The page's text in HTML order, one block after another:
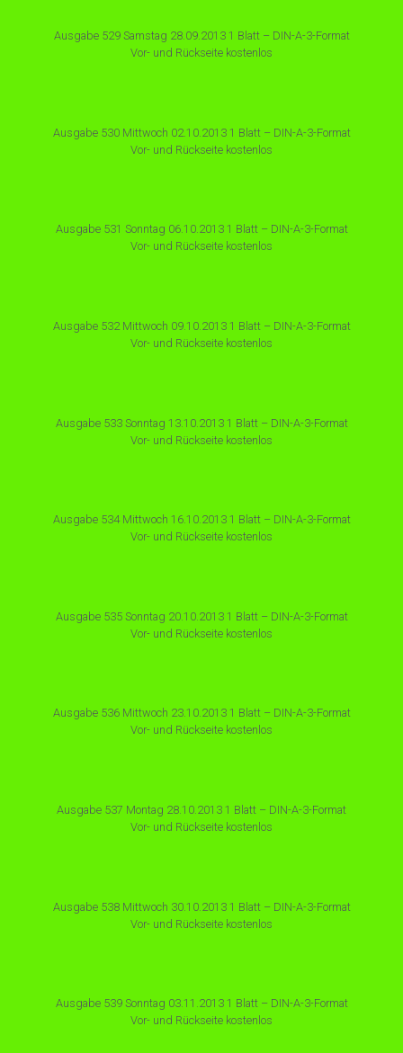
Ausgabe 529 Samstag 28.09.2013 1 Blatt – DIN-A-3-Format
Vor- und Rückseite kostenlos
Ausgabe 530 Mittwoch 02.10.2013 1 Blatt – DIN-A-3-Format
Vor- und Rückseite kostenlos
Ausgabe 531 Sonntag 06.10.2013 1 Blatt – DIN-A-3-Format
Vor- und Rückseite kostenlos
Ausgabe 532 Mittwoch 09.10.2013 1 Blatt – DIN-A-3-Format
Vor- und Rückseite kostenlos
Ausgabe 533 Sonntag 13.10.2013 1 Blatt – DIN-A-3-Format
Vor- und Rückseite kostenlos
Ausgabe 534 Mittwoch 16.10.2013 1 Blatt – DIN-A-3-Format
Vor- und Rückseite kostenlos
Ausgabe 535 Sonntag 20.10.2013 1 Blatt – DIN-A-3-Format
Vor- und Rückseite kostenlos
Ausgabe 536 Mittwoch 23.10.2013 1 Blatt – DIN-A-3-Format
Vor- und Rückseite kostenlos
Ausgabe 537 Montag 28.10.2013 1 Blatt – DIN-A-3-Format
Vor- und Rückseite kostenlos
Ausgabe 538 Mittwoch 30.10.2013 1 Blatt – DIN-A-3-Format
Vor- und Rückseite kostenlos
Ausgabe 539 Sonntag 03.11.2013 1 Blatt – DIN-A-3-Format
Vor- und Rückseite kostenlos